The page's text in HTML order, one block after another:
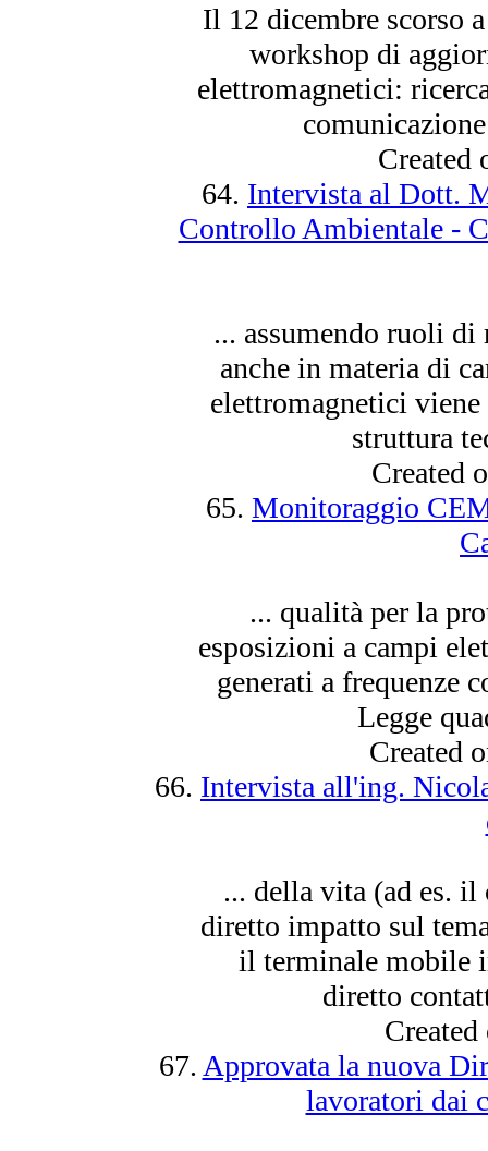
Il 12 dicembre scorso
workshop di
elettromagnetici:
Created
64. Intervista al Dott.
Controllo Ambientale -
... assumendo ruoli
anche in materia di
elettromagnetici viene
struttura
Created
65. Monitoraggio
... qualità per la
esposizioni a campi
generati a frequenze
Legge
Created
66. Intervista all'ing.
... della vita (ad es.
diretto impatto sul
il terminale mobile
diretto
67. Approvata la nuova
lavoratori dai